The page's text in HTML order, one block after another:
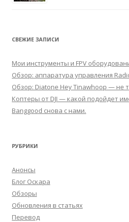
СВЕЖИЕ ЗАПИСИ
Мои инструменты и FPV
Обзор: аппаратура управления
Обзор: Diatone Hey Tinawhoop — не
Коптеры от DJI — какой подойдет
Banggood снова с нами.
РУБРИКИ
Анонсы
Блог Оскара
Обзоры
Обновления в статьях
Перевод